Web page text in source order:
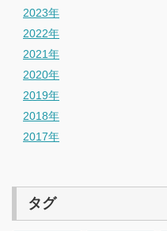
2023年
2022年
2021年
2020年
2019年
2018年
2017年
タグ